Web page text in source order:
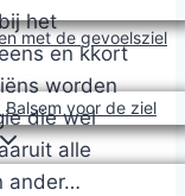
met de gevoelsziel
voor de ziel
het
en kkort
worden
die wel
alle
ander…